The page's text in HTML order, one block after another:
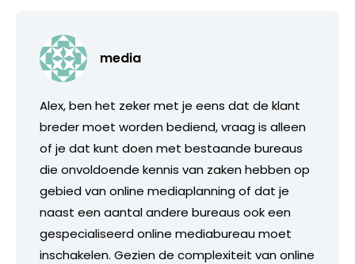
media
Alex, ben het zeker met je eens dat de klant
breder moet worden bediend, vraag is alleen
of je dat kunt doen met bestaande bureaus
die onvoldoende kennis van zaken hebben op
gebied van online mediaplanning of dat je
naast een aantal andere bureaus ook een
gespecialiseerd online mediabureau moet
inschakelen. Gezien de complexiteit van online